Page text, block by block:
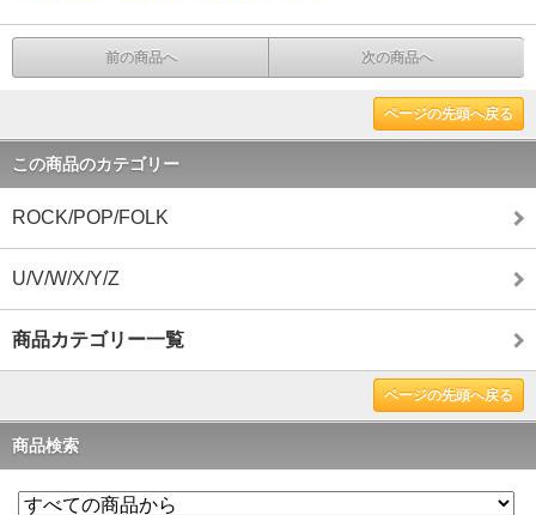
前の商品へ 次の商品へ
ページの先頭へ戻る
この商品のカテゴリー
ROCK/POP/FOLK
U/V/W/X/Y/Z
商品カテゴリー一覧
ページの先頭へ戻る
商品検索